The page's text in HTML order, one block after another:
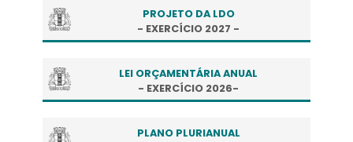
PROJETO DA LDO
- EXERCÍCIO 2027 -
LEI ORÇAMENTÁRIA ANUAL
- EXERCÍCIO 2026-
PLANO PLURIANUAL